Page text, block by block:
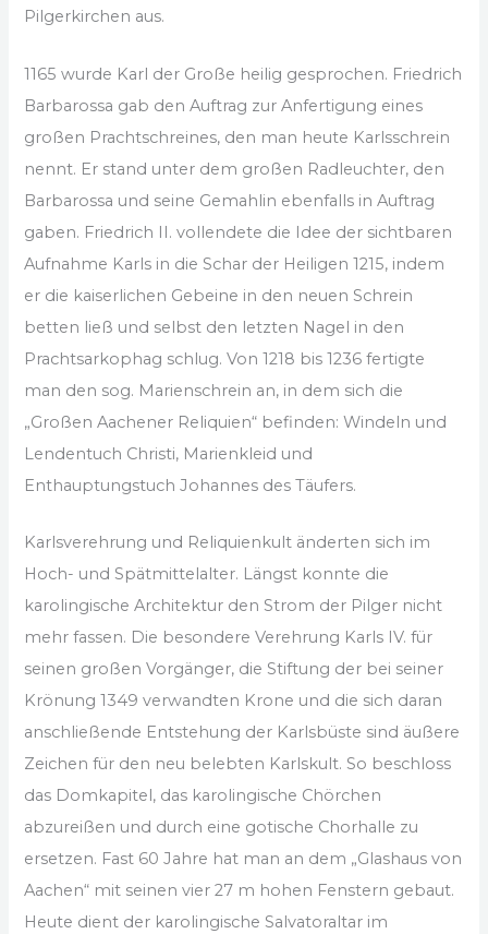
Pilgerkirchen aus.
1165 wurde Karl der Große heilig gesprochen. Friedrich
Barbarossa gab den Auftrag zur Anfertigung eines
großen Prachtschreines, den man heute Karlsschrein
nennt. Er stand unter dem großen Radleuchter, den
Barbarossa und seine Gemahlin ebenfalls in Auftrag
gaben. Friedrich II. vollendete die Idee der sichtbaren
Aufnahme Karls in die Schar der Heiligen 1215, indem
er die kaiserlichen Gebeine in den neuen Schrein
betten ließ und selbst den letzten Nagel in den
Prachtsarkophag schlug. Von 1218 bis 1236 fertigte
man den sog. Marienschrein an, in dem sich die
„Großen Aachener Reliquien“ befinden: Windeln und
Lendentuch Christi, Marienkleid und
Enthauptungstuch Johannes des Täufers.
Karlsverehrung und Reliquienkult änderten sich im
Hoch- und Spätmittelalter. Längst konnte die
karolingische Architektur den Strom der Pilger nicht
mehr fassen. Die besondere Verehrung Karls IV. für
seinen großen Vorgänger, die Stiftung der bei seiner
Krönung 1349 verwandten Krone und die sich daran
anschließende Entstehung der Karlsbüste sind äußere
Zeichen für den neu belebten Karlskult. So beschloss
das Domkapitel, das karolingische Chörchen
abzureißen und durch eine gotische Chorhalle zu
ersetzen. Fast 60 Jahre hat man an dem „Glashaus von
Aachen“ mit seinen vier 27 m hohen Fenstern gebaut.
Heute dient der karolingische Salvatoraltar im